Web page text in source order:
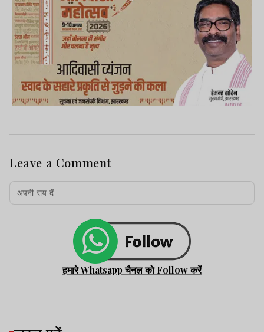
Advertisement
सूचना मिलते ही पुलिस मौके पर पहुंची और
घटनास्थल का निरीक्षण कर आसपास के लोगों से
पूछताछ शुरू की. सूत्रों के मुताबिक पूछताछ के लिए
कहना है कि मामले की जांच जारी है और आरोपियों
Leave a Comment
हमारे Whatsapp चैनल को Follow करें